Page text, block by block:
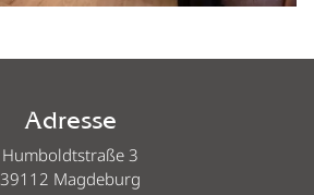
Adresse
Humboldtstraße 3
39112 Magdeburg